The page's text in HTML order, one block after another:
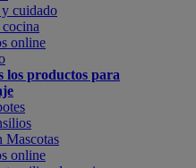
cuidado
online
los productos para
Mascotas
online